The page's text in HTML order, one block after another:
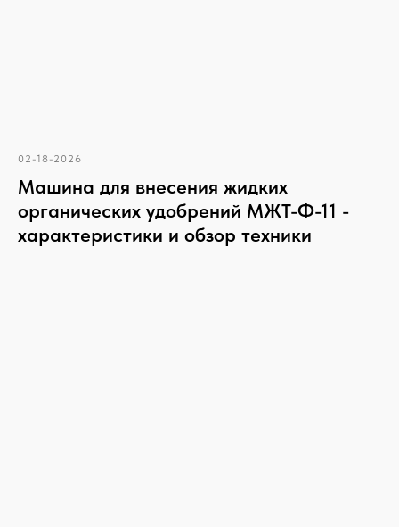
02-18-2026
Машина для внесения жидких
органических удобрений МЖТ-Ф-11 -
характеристики и обзор техники
КОНТАКТЫ